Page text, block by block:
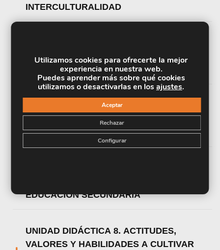
INTERCULTURALIDAD
INTERCULTURALIDAD EN EL AULA DE
EDUCACIÓN INFANTIL
UNIDAD DIDÁCTICA 6. LA
INTERCULTURALIDAD EN EL AULA DE
EDUCACIÓN PRIMARIA
EDUCACIÓN SECUNDARIA
UNIDAD DIDÁCTICA 8. ACTITUDES,
VALORES Y HABILIDADES A CULTIVAR
Utilizamos cookies para ofrecerte la mejor
experiencia en nuestra web.
Puedes aprender más sobre qué cookies
utilizamos o desactivarlas en losajustes.
Aceptar
Rechazar
Configurar